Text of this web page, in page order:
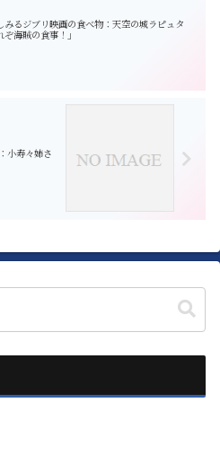
みるジブリ映画の食べ物：天空の城ラピュタ
ぞ海賊の食事！」
小寿々姉さ